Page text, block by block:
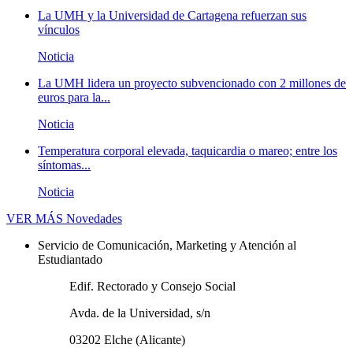
La UMH y la Universidad de Cartagena refuerzan sus
vínculos
Noticia
La UMH lidera un proyecto subvencionado con 2 millones de
euros para la...
Noticia
Temperatura corporal elevada, taquicardia o mareo; entre los
síntomas...
Noticia
VER MÁS Novedades
Servicio de Comunicación, Marketing y Atención al
Estudiantado
Edif. Rectorado y Consejo Social
Avda. de la Universidad, s/n
03202 Elche (Alicante)